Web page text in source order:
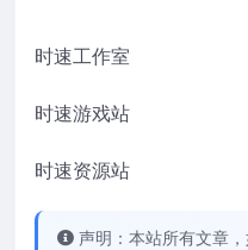
时速工作室
时速游戏站
时速资源站
声明：本站所有文章